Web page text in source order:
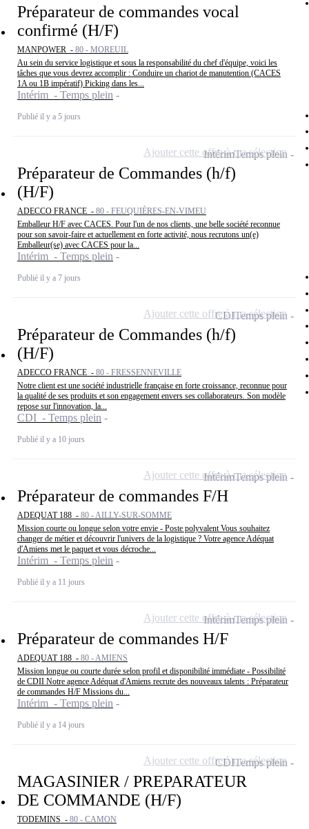
Préparateur de commandes vocal
confirmé (H/F)
MANPOWER - 80 - MOREUIL
Au sein du service logistique et sous la responsabilité du chef d'équipe, voici les
tâches que vous devrez accomplir : Conduire un chariot de manutention (CACES
1A ou 1B impératif) Picking dans les...
Intérim - Temps plein
Publié il y a 5 jours
Préparateur de Commandes (h/f)
(H/F)
ADECCO FRANCE - 80 - FEUQUIÈRES-EN-VIMEU
Emballeur H/F avec CACES. Pour l'un de nos clients, une belle société reconnue
pour son savoir-faire et actuellement en forte activité, nous recrutons un(e)
Emballeur(se) avec CACES pour la...
Intérim - Temps plein
Publié il y a 7 jours
IntérimTemps plein
Ajouter cette offre à ma sélection
Préparateur de Commandes (h/f)
(H/F)
ADECCO FRANCE - 80 - FRESSENNEVILLE
Notre client est une société industrielle française en forte croissance, reconnue pour
la qualité de ses produits et son engagement envers ses collaborateurs. Son modèle
repose sur l'innovation, la...
CDI - Temps plein
Publié il y a 10 jours
CDITemps plein
Ajouter cette offre à ma sélection
Préparateur de commandes F/H
ADEQUAT 188 - 80 - AILLY-SUR-SOMME
Mission courte ou longue selon votre envie - Poste polyvalent Vous souhaitez
changer de métier et découvrir l'univers de la logistique ? Votre agence Adéquat
d'Amiens met le paquet et vous décroche...
Intérim - Temps plein
Publié il y a 11 jours
IntérimTemps plein
Ajouter cette offre à ma sélection
Préparateur de commandes H/F
ADEQUAT 188 - 80 - AMIENS
Mission longue ou courte durée selon profil et disponibilité immédiate - Possibilité
de CDII Notre agence Adéquat d'Amiens recrute des nouveaux talents : Préparateur
de commandes H/F Missions du...
Intérim - Temps plein
Publié il y a 14 jours
IntérimTemps plein
Ajouter cette offre à ma sélection
MAGASINIER / PREPARATEUR
DE COMMANDE (H/F)
TODEMINS - 80 - CAMON
CDITemps plein
Ajouter cette offre à ma sélection